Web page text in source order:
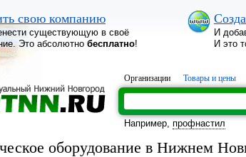
свою компанию
существующую в своё
Это абсолютно бесплатно!
И
И это
Организации Товары и цены
Например, профнастил
оборудование в Нижнем